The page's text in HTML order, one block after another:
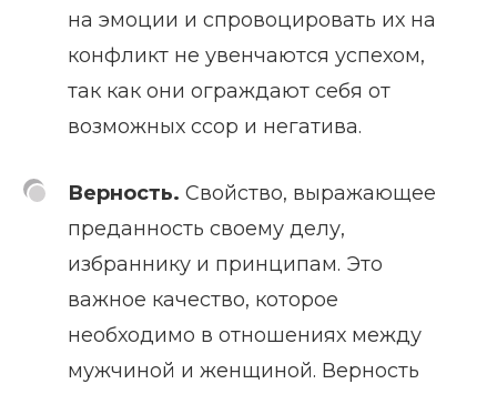
на эмоции и спровоцировать их на
конфликт не увенчаются успехом,
так как они ограждают себя от
возможных ссор и негатива.
Верность. Свойство, выражающее
преданность своему делу,
избраннику и принципам. Это
важное качество, которое
необходимо в отношениях между
мужчиной и женщиной. Верность